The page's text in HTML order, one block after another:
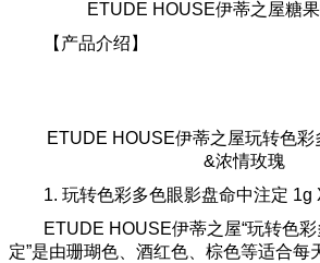
ETUDE HOUSE伊蒂之屋糖果
【产品介绍】
ETUDE HOUSE伊蒂之屋玩转色彩
&浓情玫瑰
1. 玩转色彩多色眼影盘命中注定 1g
ETUDE HOUSE伊蒂之屋“玩转色彩
定”是由珊瑚色、酒红色、棕色等适合每